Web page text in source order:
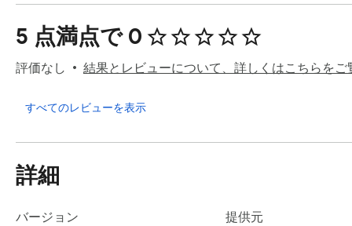
𝗛𝗢𝗪 𝗜𝗧 𝗪𝗢𝗥𝗞𝗦
Choose UI styles, components, and layout
Pick from curated color systems and full-page schemes
Generate a structured, production-ready prompt
𝗪𝗛𝗔𝗧 𝗬𝗢𝗨 𝗖𝗔𝗡 𝗗𝗢
– Generate UI prompts in seconds
– Send prompts directly to AI tools
5 点満点で 0
評価なし 結果とレビューについて、詳しくはこちらをご
すべてのレビューを表示
詳細
バージョン
提供元